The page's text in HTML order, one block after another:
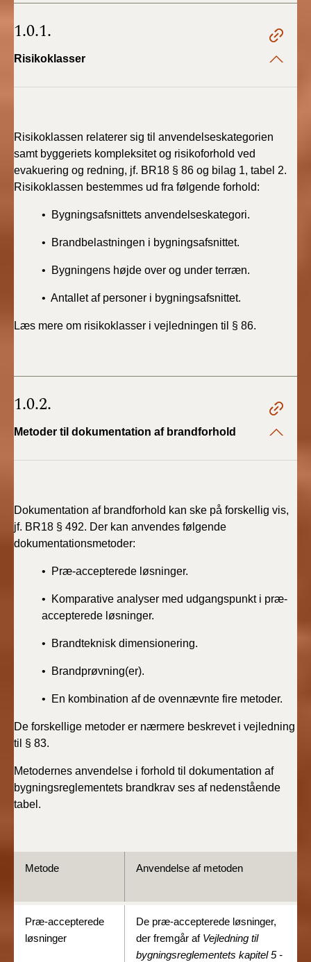
1.0.1.
Risikoklasser
Risikoklassen relaterer sig til anvendelseskategorien
samt byggeriets kompleksitet og risikoforhold ved
evakuering og redning, jf. BR18 § 86 og bilag 1, tabel 2.
Risikoklassen bestemmes ud fra følgende forhold:
• Bygningsafsnittets anvendelseskategori.
• Brandbelastningen i bygningsafsnittet.
• Bygningens højde over og under terræn.
• Antallet af personer i bygningsafsnittet.
Læs mere om risikoklasser i vejledningen til § 86.
1.0.2.
Metoder til dokumentation af brandforhold
Dokumentation af brandforhold kan ske på forskellig vis,
jf. BR18 § 492. Der kan anvendes følgende
dokumentationsmetoder:
• Præ-accepterede løsninger.
• Komparative analyser med udgangspunkt i præ-
accepterede løsninger.
• Brandteknisk dimensionering.
• Brandprøvning(er).
• En kombination af de ovennævnte fire metoder.
De forskellige metoder er nærmere beskrevet i vejledning
til § 83.
Metodernes anvendelse i forhold til dokumentation af
bygningsreglementets brandkrav ses af nedenstående
tabel.
Metode Anvendelse af metoden
Præ-accepterede
løsninger
De præ-accepterede løsninger,
der fremgår af Vejledning til
bygningsreglementets kapitel 5 -